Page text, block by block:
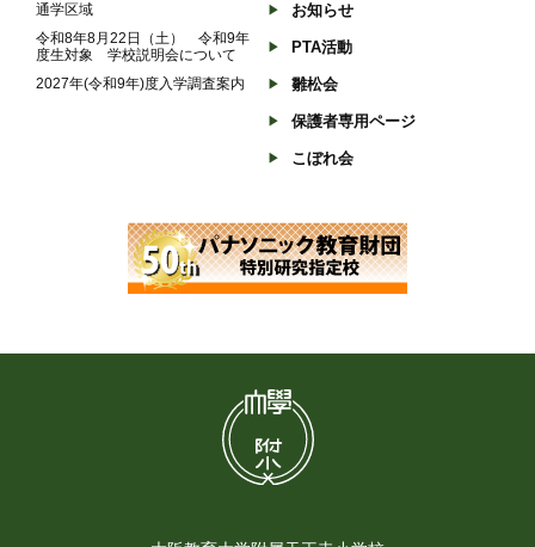
通学区域
令和8年8月22日（土） 令和9年
度生対象 学校説明会について
2027年(令和9年)度入学調査案内
お知らせ
PTA活動
雛松会
保護者専用ページ
こぼれ会